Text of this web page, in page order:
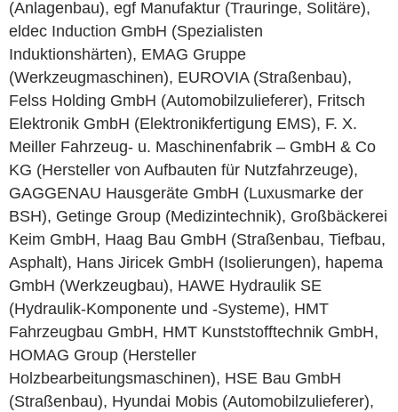
(Anlagenbau), egf Manufaktur (Trauringe, Solitäre),
eldec Induction GmbH (Spezialisten
Induktionshärten), EMAG Gruppe
(Werkzeugmaschinen), EUROVIA (Straßenbau),
Felss Holding GmbH (Automobilzulieferer), Fritsch
Elektronik GmbH (Elektronikfertigung EMS), F. X.
Meiller Fahrzeug- u. Maschinenfabrik – GmbH & Co
KG (Hersteller von Aufbauten für Nutzfahrzeuge),
GAGGENAU Hausgeräte GmbH (Luxusmarke der
BSH), Getinge Group (Medizintechnik), Großbäckerei
Keim GmbH, Haag Bau GmbH (Straßenbau, Tiefbau,
Asphalt), Hans Jiricek GmbH (Isolierungen), hapema
GmbH (Werkzeugbau), HAWE Hydraulik SE
(Hydraulik-Komponente und -Systeme), HMT
Fahrzeugbau GmbH, HMT Kunststofftechnik GmbH,
HOMAG Group (Hersteller
Holzbearbeitungsmaschinen), HSE Bau GmbH
(Straßenbau), Hyundai Mobis (Automobilzulieferer),